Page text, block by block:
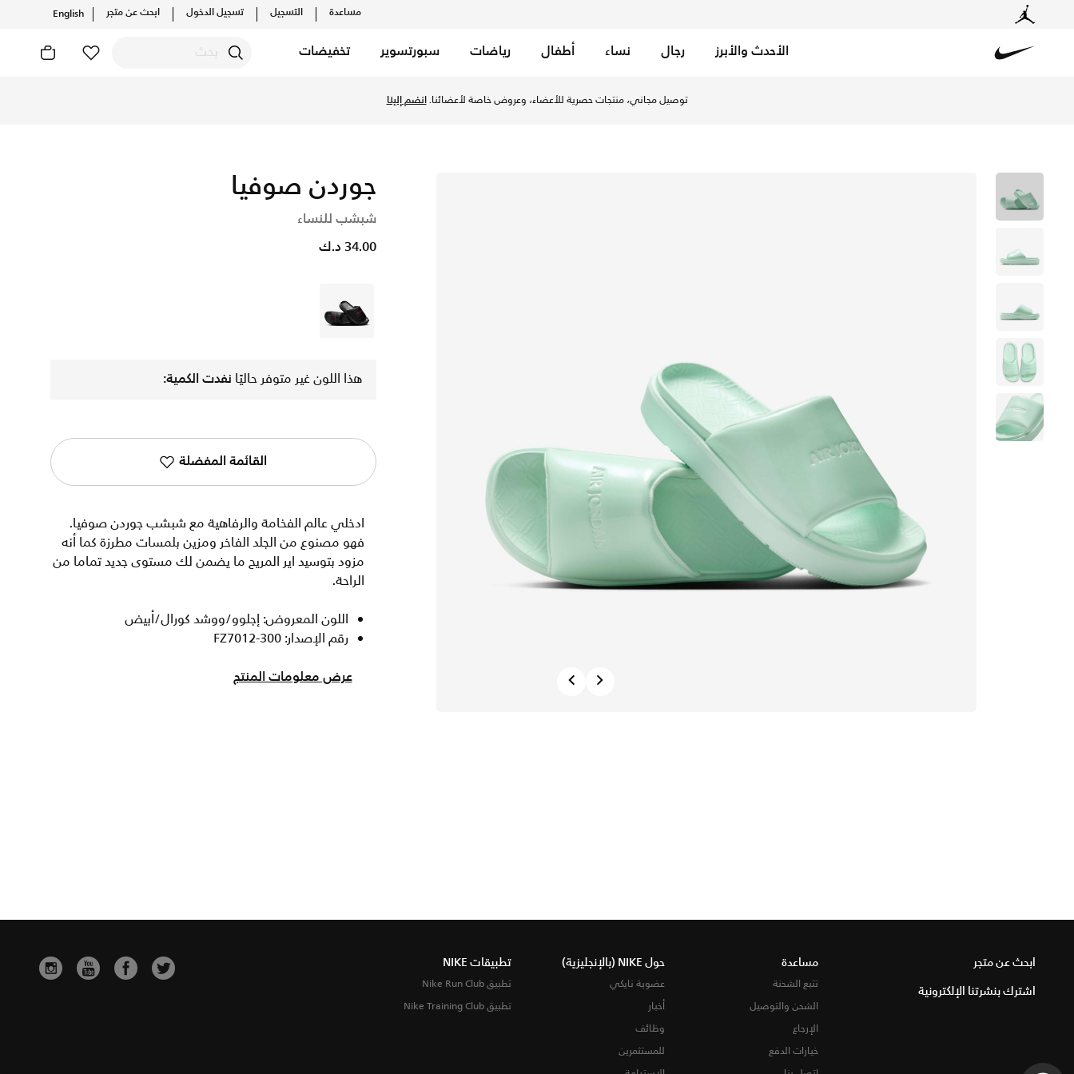
مساعدة التسجيل تسجيل الدخول ابحث عن متجر English
الأحدث والأبرز رجال نساء أطفال رياضات سبورتسوير تخفيضات
توصيل مجاني، منتجات حصرية للأعضاء، وعروض خاصة لأعضائنا.انضم إلينا
Next
جوردن صوفيا
شبشب للنساء
34.00 د.ك
أسود
هذا اللون غير متوفر حاليًا نفدت الكمية:
القائمة المفضلة
ادخلي عالم الفخامة والرفاهية مع شبشب جوردن صوفيا.
فهو مصنوع من الجلد الفاخر ومزين بلمسات مطرزة كما أنه
مزود بتوسيد اير المريح ما يضمن لك مستوى جديد تماما من
الراحة.
اللون المعروض: إجلوو/ووشد كورال/أبيض
رقم الإصدار: FZ7012-300
عرض معلومات المنتج
ابحث عن متجر
اشترك بنشرتنا الإلكترونية
مساعدة
تتبع الشحنة
الشحن والتوصيل
الإرجاع
خيارات الدفع
حول NIKE (بالإنجليزية)
عضوية نايكي
أخبار
وظائف
للمستثمرين
تطبيقات NIKE
تطبيق Nike Run Club
تطبيق Nike Training Club